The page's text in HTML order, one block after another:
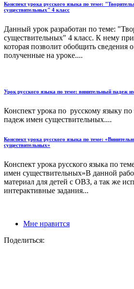
Конспект урока русского языка по теме:
существительных" 4 класс
Данный урок разработан по теме:
существительных" 4 класс. К нему
которая позволит обобщить сведения
полученные на уроке....
Урок русского языка по теме: винительный падеж
Конспект урока по русскому языку
падеж имен существительных....
Конспект урока русского языка по теме:
существительных»
Конспект урока русского языка по
имен существительных»В данной
материал для детей с ОВЗ, а так же
интерактивные задания...
Мне нравится
Поделиться: